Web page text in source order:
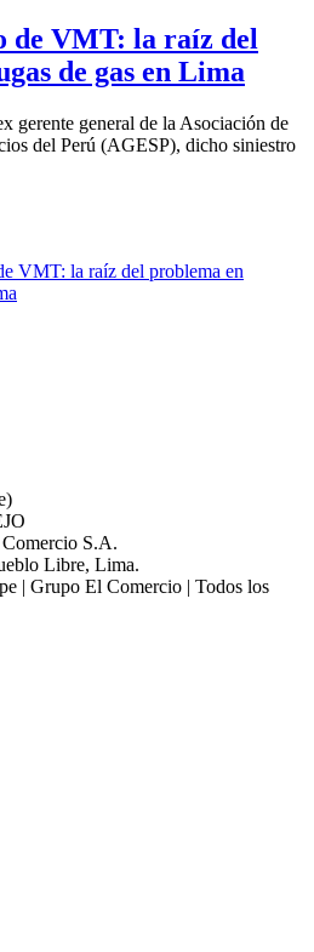
de VMT: la raíz del
de gas en Lima
gerente general de la Asociación de
del Perú (AGESP), dicho siniestro
S.A.
Libre, Lima.
| Grupo El Comercio | Todos los